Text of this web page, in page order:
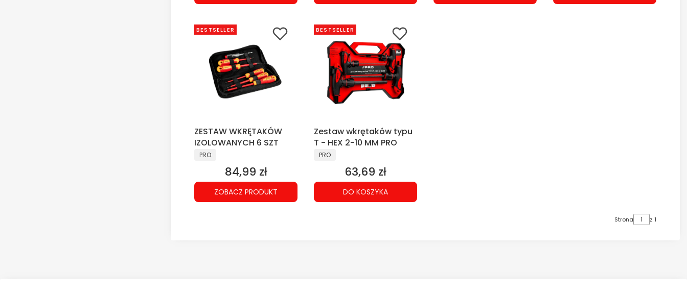
BESTSELLER
ZESTAW WKRĘTAKÓW
IZOLOWANYCH 6 SZT
PRODUCENT
PRO
Cena
84,99 zł
ZOBACZ PRODUKT
BESTSELLER
Zestaw wkrętaków typu
T - HEX 2-10 MM PRO
PRODUCENT
PRO
Cena
63,69 zł
DO KOSZYKA
Strona z 1